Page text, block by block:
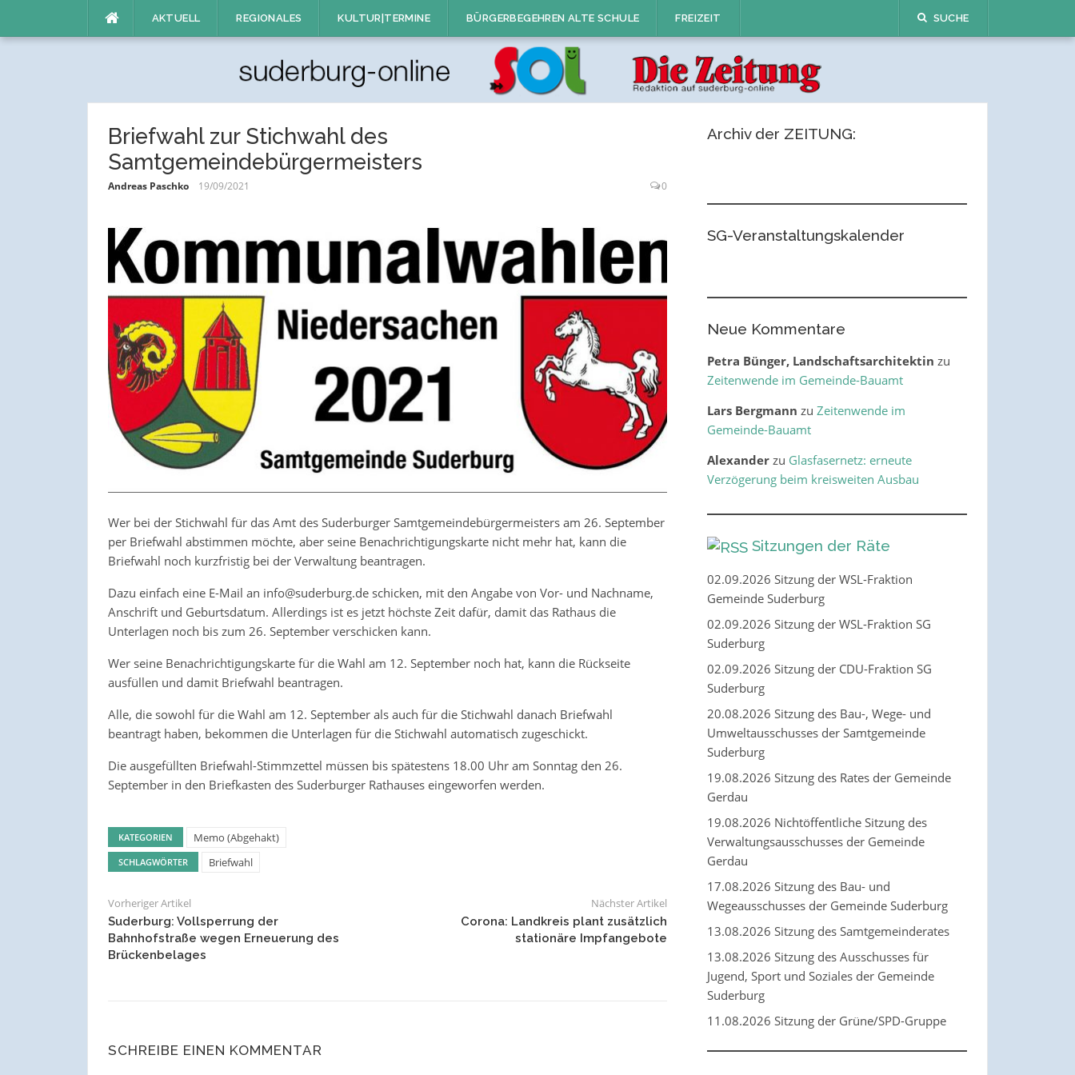
AKTUELL REGIONALES KULTUR|TERMINE BÜRGERBEGEHREN ALTE SCHULE FREIZEIT SUCHE
Briefwahl zur Stichwahl des
Samtgemeindebürgermeisters
Andreas Paschko 19/09/2021 0
Wer bei der Stichwahl für das Amt des Suderburger Samtgemeindebürgermeisters am 26. September
per Briefwahl abstimmen möchte, aber seine Benachrichtigungskarte nicht mehr hat, kann die
Briefwahl noch kurzfristig bei der Verwaltung beantragen.
Dazu einfach eine E-Mail an info@suderburg.de schicken, mit den Angabe von Vor- und Nachname,
Anschrift und Geburtsdatum. Allerdings ist es jetzt höchste Zeit dafür, damit das Rathaus die
Unterlagen noch bis zum 26. September verschicken kann.
Wer seine Benachrichtigungskarte für die Wahl am 12. September noch hat, kann die Rückseite
ausfüllen und damit Briefwahl beantragen.
Alle, die sowohl für die Wahl am 12. September als auch für die Stichwahl danach Briefwahl
beantragt haben, bekommen die Unterlagen für die Stichwahl automatisch zugeschickt.
Die ausgefüllten Briefwahl-Stimmzettel müssen bis spätestens 18.00 Uhr am Sonntag den 26.
September in den Briefkasten des Suderburger Rathauses eingeworfen werden.
KATEGORIEN Memo (Abgehakt)
SCHLAGWÖRTER Briefwahl
Vorheriger Artikel
Suderburg: Vollsperrung der
Bahnhofstraße wegen Erneuerung des
Brückenbelages
Nächster Artikel
Corona: Landkreis plant zusätzlich
stationäre Impfangebote
SCHREIBE EINEN KOMMENTAR
Archiv der ZEITUNG:
SG-Veranstaltungskalender
Neue Kommentare
Petra Bünger, Landschaftsarchitektin zu
Zeitenwende im Gemeinde-Bauamt
Lars Bergmann zu Zeitenwende im
Gemeinde-Bauamt
Alexanderzu Glasfasernetz: erneute
Verzögerung beim kreisweiten Ausbau
Sitzungen der Räte
02.09.2026 Sitzung der WSL-Fraktion
Gemeinde Suderburg
02.09.2026 Sitzung der WSL-Fraktion SG
Suderburg
02.09.2026 Sitzung der CDU-Fraktion SG
Suderburg
20.08.2026 Sitzung des Bau-, Wege- und
Umweltausschusses der Samtgemeinde
Suderburg
19.08.2026 Sitzung des Rates der Gemeinde
Gerdau
19.08.2026 Nichtöffentliche Sitzung des
Verwaltungsausschusses der Gemeinde
Gerdau
17.08.2026 Sitzung des Bau- und
Wegeausschusses der Gemeinde Suderburg
13.08.2026 Sitzung des Samtgemeinderates
13.08.2026 Sitzung des Ausschusses für
Jugend, Sport und Soziales der Gemeinde
Suderburg
11.08.2026 Sitzung der Grüne/SPD-Gruppe